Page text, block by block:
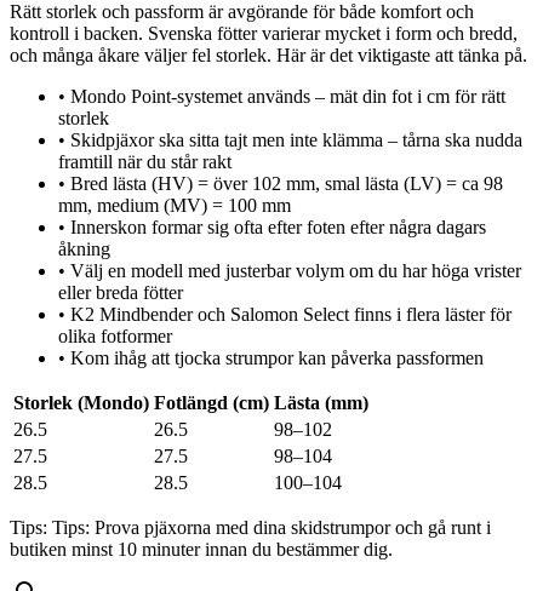
Rätt storlek och passform är avgörande för både komfort och
kontroll i backen. Svenska fötter varierar mycket i form och bredd,
och många åkare väljer fel storlek. Här är det viktigaste att tänka på.
• Mondo Point-systemet används – mät din fot i cm för rätt
storlek
• Skidpjäxor ska sitta tajt men inte klämma – tårna ska nudda
framtill när du står rakt
• Bred lästa (HV) = över 102 mm, smal lästa (LV) = ca 98
mm, medium (MV) = 100 mm
• Innerskon formar sig ofta efter foten efter några dagars
åkning
• Välj en modell med justerbar volym om du har höga vrister
eller breda fötter
• K2 Mindbender och Salomon Select finns i flera läster för
olika fotformer
• Kom ihåg att tjocka strumpor kan påverka passformen
Storlek (Mondo) Fotlängd (cm) Lästa (mm)
26.5
26.5
98–102
27.5
27.5
98–104
28.5
28.5 100–104
Tips: Tips: Prova pjäxorna med dina skidstrumpor och gå runt i
butiken minst 10 minuter innan du bestämmer dig.